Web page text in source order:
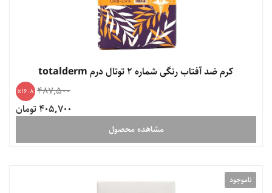
کرم ضد آفتاب رنگی شماره 2 توتال درم totalderm
487,500
16.8
405,700 تومان
مشاهده محصول
ناموجود